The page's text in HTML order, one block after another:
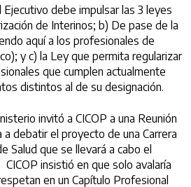
Ejecutivo debe impulsar las 3 leyes
de Interinos; b) De pase de la
aquí a los profesionales de
y c) la Ley que permita regularizar
que cumplen actualmente
distintos al de su designación.
invitó a CICOP a una Reunión
a debatir el proyecto de una Carrera
Salud que se llevará a cabo el
CICOP insistió en que solo avalaría
en un Capítulo Profesional